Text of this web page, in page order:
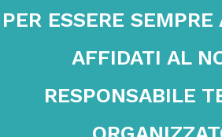
PER ESSERE SEMPRE
AFFIDATI AL
RESPONSABILE